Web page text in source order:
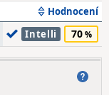
Hodnocení
Intelli 70